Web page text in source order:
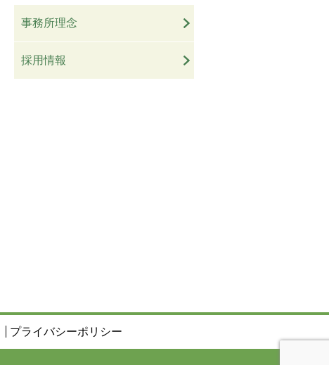
事務所理念
採用情報
プライバシーポリシー